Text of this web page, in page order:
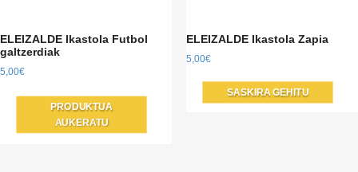
ELEIZALDE Ikastola Futbol
galtzerdiak
5,00€
PRODUKTUA
AUKERATU
ELEIZALDE Ikastola Zapia
5,00€
SASKIRA GEHITU